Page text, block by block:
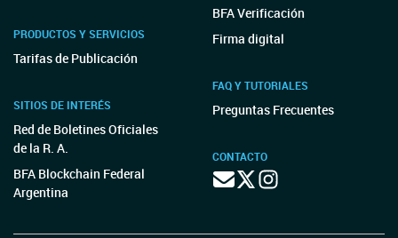
PRODUCTOS Y SERVICIOS
Tarifas de Publicación
SITIOS DE INTERÉS
Red de Boletines Oficiales
de la R. A.
BFA Blockchain Federal
Argentina
BFA Verificación
Firma digital
FAQ Y TUTORIALES
Preguntas Frecuentes
CONTACTO